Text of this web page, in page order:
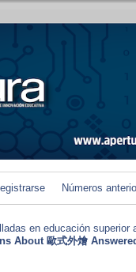
Números
en educación
About 歐式外燴